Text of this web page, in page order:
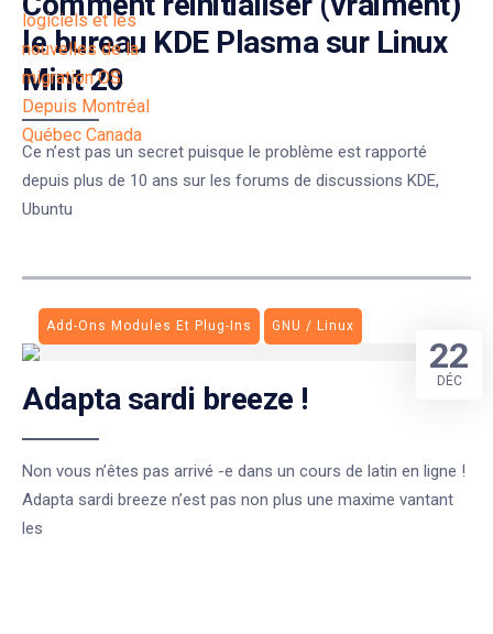
le bureau KDE Plasma sur Linux
Mint 20
Ce n’est pas un secret puisque le problème est rapporté
depuis plus de 10 ans sur les forums de discussions KDE,
Ubuntu
Add-Ons Modules Et Plug-Ins GNU / Linux
Adapta sardi breeze !
Non vous n’êtes pas arrivé -e dans un cours de latin en ligne !
Adapta sardi breeze n’est pas non plus une maxime vantant
les
22
DÉC